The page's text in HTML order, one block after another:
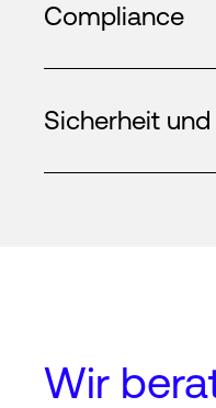
Compliance
Sicherheit
Wir